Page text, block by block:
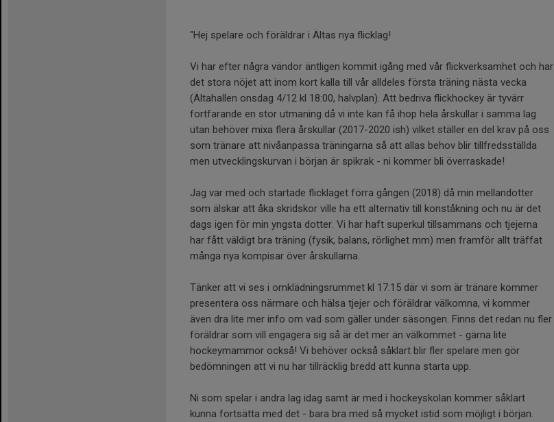
"Hej spelare och föräldrar i Ältas nya flicklag!
Vi har efter några vändor äntligen kommit igång med vår flickverksamhet och har
det stora nöjet att inom kort kalla till vår alldeles första träning nästa vecka
(Ältahallen onsdag 4/12 kl 18:00, halvplan). Att bedriva flickhockey är tyvärr
fortfarande en stor utmaning då vi inte kan få ihop hela årskullar i samma lag
utan behöver mixa flera årskullar (2017-2020 ish) vilket ställer en del krav på oss
som tränare att nivåanpassa träningarna så att allas behov blir tillfredsställda
men utvecklingskurvan i början är spikrak - ni kommer bli överraskade!
Jag var med och startade flicklaget förra gången (2018) då min mellandotter
som älskar att åka skridskor ville ha ett alternativ till konståkning och nu är det
dags igen för min yngsta dotter. Vi har haft superkul tillsammans och tjejerna
har fått väldigt bra träning (fysik, balans, rörlighet mm) men framför allt träffat
många nya kompisar över årskullarna.
Tänker att vi ses i omklädningsrummet kl 17:15 där vi som är tränare kommer
presentera oss närmare och hälsa tjejer och föräldrar välkomna, vi kommer
även dra lite mer info om vad som gäller under säsongen. Finns det redan nu fler
föräldrar som vill engagera sig så är det mer än välkommet - gärna lite
hockeymammor också! Vi behöver också såklart blir fler spelare men gör
bedömningen att vi nu har tillräcklig bredd att kunna starta upp.
Ni som spelar i andra lag idag samt är med i hockeyskolan kommer såklart
kunna fortsätta med det - bara bra med så mycket istid som möjligt i början.